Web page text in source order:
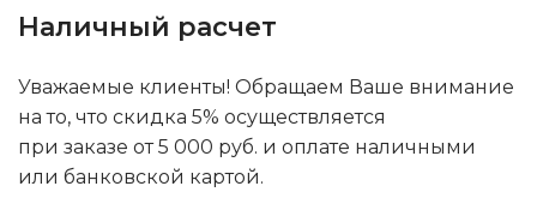
Наличный расчет
Уважаемые клиенты! Обращаем Ваше внимание
на то, что скидка 5% осуществляется
при заказе от 5 000 руб. и оплате наличными
или банковской картой.